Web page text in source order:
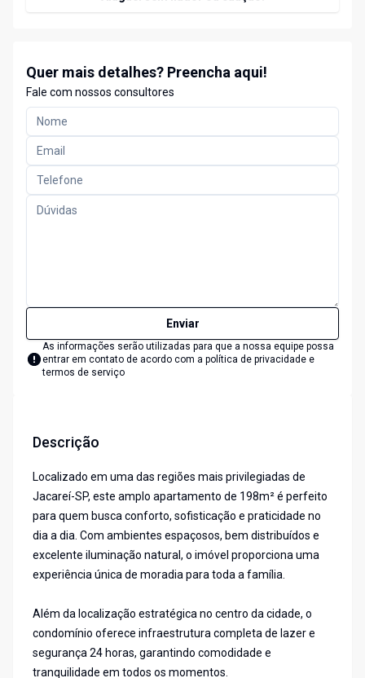
Quer mais detalhes? Preencha aqui!
Fale com nossos consultores
Enviar
As informações serão utilizadas para que a nossa equipe possa
entrar em contato de acordo com a política de privacidade e
termos de serviço
Descrição
Localizado em uma das regiões mais privilegiadas de
Jacareí-SP, este amplo apartamento de 198m² é perfeito
para quem busca conforto, sofisticação e praticidade no
dia a dia. Com ambientes espaçosos, bem distribuídos e
excelente iluminação natural, o imóvel proporciona uma
experiência única de moradia para toda a família.
Além da localização estratégica no centro da cidade, o
condomínio oferece infraestrutura completa de lazer e
segurança 24 horas, garantindo comodidade e
tranquilidade em todos os momentos.